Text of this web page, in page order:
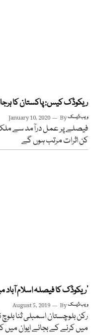
ریکوڈک کیس: پاکستان کا
January 10, 2020 Byویب ڈیسک
فیصلے پر عمل درآمد سے ملک
کن اثرات مرتب ہوں گے
’ریکوڈک کا فیصلہ اسلام آباد
August 5, 2019 Byویب ڈیسک
رکن بلوچستان اسمبلی ثنا
میں کرنے کے بجائے ایوان